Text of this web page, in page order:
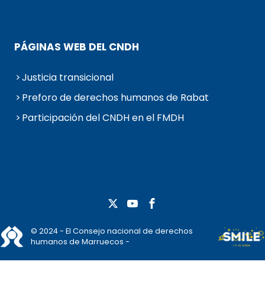
PÁGINAS WEB DEL CNDH
Justicia transicional
Preforo de derechos humanos de Rabat
Participación del CNDH en el FMDH
© 2024 - El Consejo nacional de derechos
humanos de Marruecos -